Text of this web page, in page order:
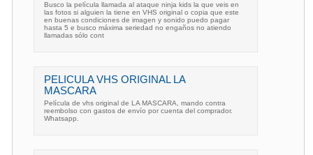
Busco la película llamada al ataque ninja kids la que veis en
las fotos si alguien la tiene en VHS original o copia que este
en buenas condiciones de imagen y sonido puedo pagar
hasta 5 e busco máxima seriedad no engaños no atiendo
llamadas sólo cont
PELICULA VHS ORIGINAL LA
MASCARA
Película de vhs original de LA MASCARA, mando contra
reembolso con gastos de envío por cuenta del comprador.
Whatsapp.